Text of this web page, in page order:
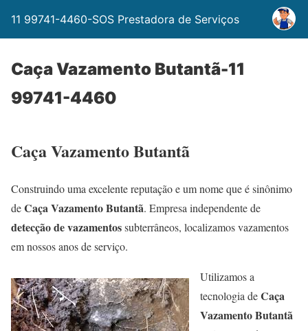
11 99741-4460-SOS Prestadora de Serviços
Caça Vazamento Butantã-11
99741-4460
Caça Vazamento Butantã
Construindo uma excelente reputação e um nome que é sinônimo
deCaça Vazamento Butantã. Empresa independente de
detecção de vazamentossubterrâneos, localizamos vazamentos
em nossos anos de serviço.
Utilizamos a
tecnologia deCaça
Vazamento Butantã